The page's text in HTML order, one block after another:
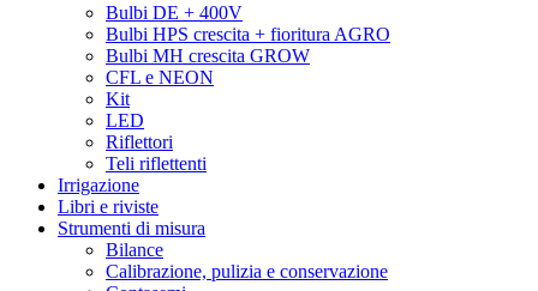
Bulbi DE + 400V
Bulbi HPS crescita + fioritura AGRO
Bulbi MH crescita GROW
CFL e NEON
Kit
LED
Riflettori
Teli riflettenti
Irrigazione
Libri e riviste
Strumenti di misura
Bilance
Calibrazione, pulizia e conservazione